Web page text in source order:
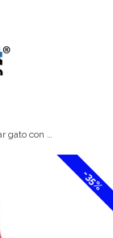
27.5x21 art&craft
-35%